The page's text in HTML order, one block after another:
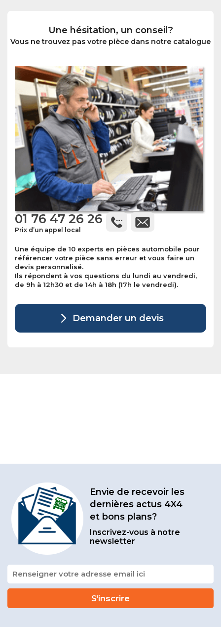
Une hésitation, un conseil?
Vous ne trouvez pas votre pièce dans notre catalogue
01 76 47 26 26
Prix d’un appel local
Une équipe de 10 experts en pièces automobile pour
référencer votre pièce sans erreur et vous faire un
devis personnalisé.
Ils répondent à vos questions du lundi au vendredi,
de 9h à 12h30 et de 14h à 18h (17h le vendredi).
Demander un devis
Envie de recevoir les
dernières actus 4X4
et bons plans?
Inscrivez-vous à notre
newsletter